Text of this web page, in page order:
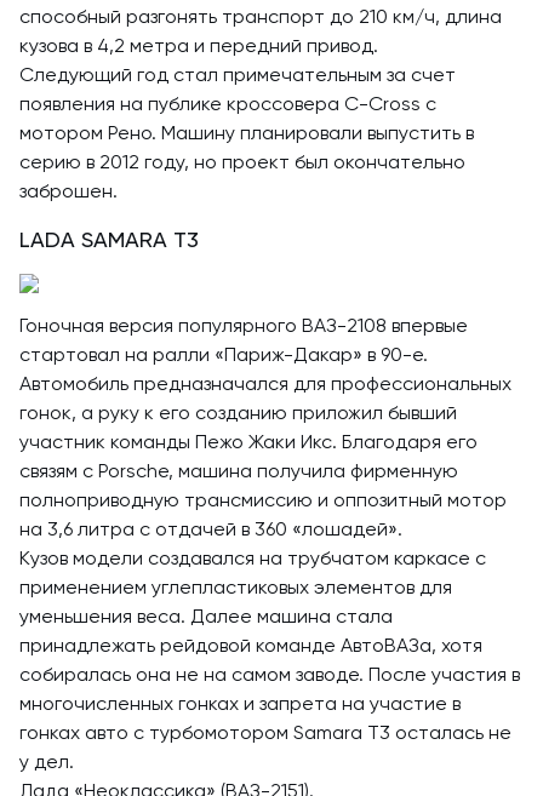
способный разгонять транспорт до 210 км/ч, длина
кузова в 4,2 метра и передний привод.
Следующий год стал примечательным за счет
появления на публике кроссовера C-Cross с
мотором Рено. Машину планировали выпустить в
серию в 2012 году, но проект был окончательно
заброшен.
LADA SAMARA T3
Гоночная версия популярного ВАЗ-2108 впервые
стартовал на ралли «Париж-Дакар» в 90-е.
Автомобиль предназначался для профессиональных
гонок, а руку к его созданию приложил бывший
участник команды Пежо Жаки Икс. Благодаря его
связям с Porsche, машина получила фирменную
полноприводную трансмиссию и оппозитный мотор
на 3,6 литра с отдачей в 360 «лошадей».
Кузов модели создавался на трубчатом каркасе с
применением углепластиковых элементов для
уменьшения веса. Далее машина стала
принадлежать рейдовой команде АвтоВАЗа, хотя
собиралась она не на самом заводе. После участия в
многочисленных гонках и запрета на участие в
гонках авто с турбомотором Samara T3 осталась не
у дел.
Лада «Неоклассика» (ВАЗ-2151).